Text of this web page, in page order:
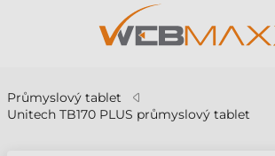
Průmyslový tablet
Unitech TB170 PLUS průmyslový tablet